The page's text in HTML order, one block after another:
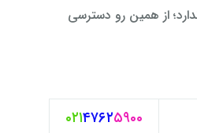
از همین رو دسترسی
۰۲۱۴۷۶۲۵۹۰۰